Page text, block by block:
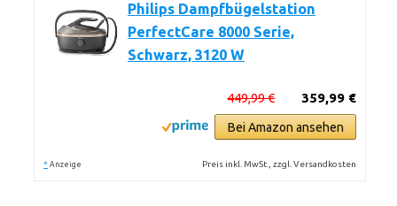
Philips Dampfbügelstation
PerfectCare 8000 Serie,
Schwarz, 3120 W
359,99 €
449,99 €
Bei Amazon ansehen
* Anzeige Preis inkl. MwSt., zzgl. Versandkosten